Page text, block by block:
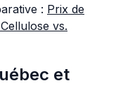
: Prix de
vs.
et